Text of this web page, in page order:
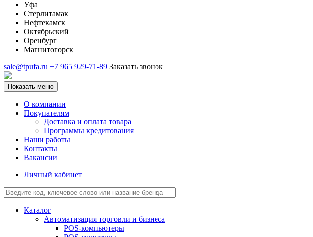
Уфа
Стерлитамак
Нефтекамск
Октябрьский
Оренбург
Магнитогорск
sale@tpufa.ru +7 965 929-71-89 Заказать звонок
Показать меню
О компании
Покупателям
Доставка и оплата товара
Программы кредитования
Наши работы
Контакты
Вакансии
Личный кабинет
Каталог
Автоматизация торговли и бизнеса
POS-компьютеры